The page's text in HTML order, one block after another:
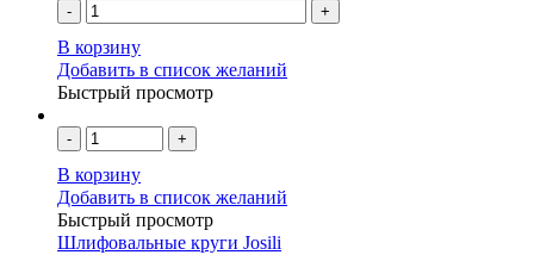
- +
В корзину
Добавить в список желаний
Быстрый просмотр
- +
В корзину
Добавить в список желаний
Быстрый просмотр
Шлифовальные круги Josili